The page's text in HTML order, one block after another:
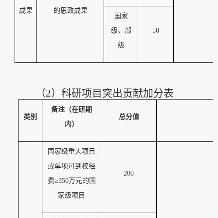
成果
的思政成果
国家
级、部
级
50
（2） 科研项目突出贡献加分表
类别
备注（在研期
内）
总分值
国家级重大项目
或单项可到校经
费≥350万元的国
家级项目
200